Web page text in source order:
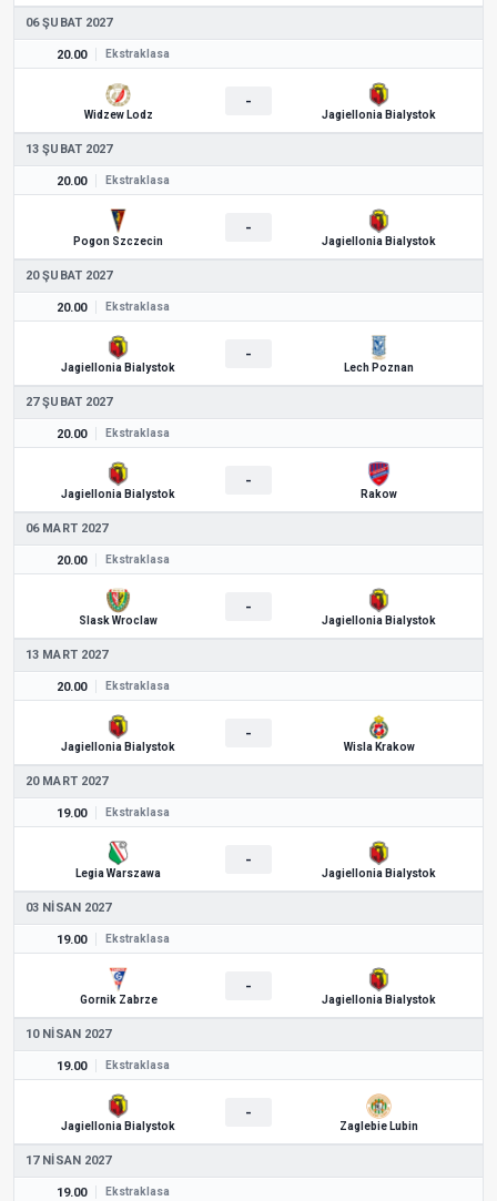
06 ŞUBAT 2027
20.00 Ekstraklasa
Widzew Lodz
-
Jagiellonia Bialystok
13 ŞUBAT 2027
20.00 Ekstraklasa
Pogon Szczecin
-
Jagiellonia Bialystok
20 ŞUBAT 2027
20.00 Ekstraklasa
Jagiellonia Bialystok
-
Lech Poznan
27 ŞUBAT 2027
20.00 Ekstraklasa
Jagiellonia Bialystok
-
Rakow
06 MART 2027
20.00 Ekstraklasa
Slask Wroclaw
-
Jagiellonia Bialystok
13 MART 2027
20.00 Ekstraklasa
Jagiellonia Bialystok
-
Wisla Krakow
20 MART 2027
19.00 Ekstraklasa
Legia Warszawa
-
Jagiellonia Bialystok
03 NISAN 2027
19.00 Ekstraklasa
Gornik Zabrze
-
Jagiellonia Bialystok
10 NISAN 2027
19.00 Ekstraklasa
Jagiellonia Bialystok
-
Zaglebie Lubin
17 NISAN 2027
19.00 Ekstraklasa